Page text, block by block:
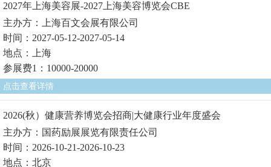
2027年上海美容展-2027上海美容博览会CBE
主办方：上海百文会展有限公司
时间：2027-05-12-2027-05-14
地点：上海
参展费1：10000-20000
点击查看详情
2026(秋）健康营养博览会招商|大健康行业年度盛会
主办方：国药励展展览有限责任公司
时间：2026-10-21-2026-10-23
地点：北京